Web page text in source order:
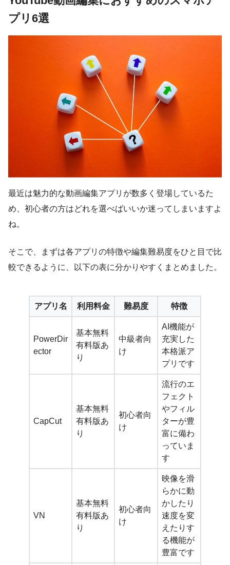
プリ6選
最近は魅力的な動画編集アプリが数多く登場しているた
め、初心者の方はどれを選べばいいか迷ってしまいますよ
ね。
そこで、まずは各アプリの特徴や編集難易度をひと目で比
較できるように、以下の表に分かりやすくまとめました。
アプリ名 利用料金 難易度 特徴
PowerDir
ector
基本無料
有料版あ
り
中級者向
け
AI機能が
充実した
本格派ア
プリです
CapCut
基本無料
有料版あ
り
初心者向
け
流行のエ
フェクト
やフィル
ターが豊
富に備わ
っていま
す
VN
基本無料
有料版あ
り
初心者向
け
映像を滑
らかに動
かしたり
速度を変
えたりす
る機能が
豊富です